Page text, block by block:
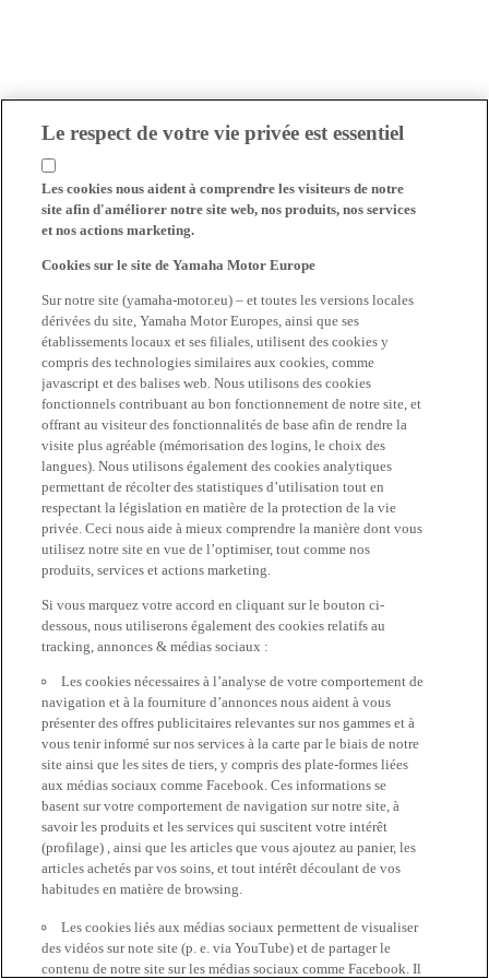
Le respect de votre vie privée est essentiel
Les cookies nous aident à comprendre les visiteurs de notre
site afin d'améliorer notre site web, nos produits, nos services
et nos actions marketing.
Cookies sur le site de Yamaha Motor Europe
Sur notre site (yamaha-motor.eu) – et toutes les versions locales
dérivées du site, Yamaha Motor Europes, ainsi que ses
établissements locaux et ses filiales, utilisent des cookies y
compris des technologies similaires aux cookies, comme
javascript et des balises web. Nous utilisons des cookies
fonctionnels contribuant au bon fonctionnement de notre site, et
offrant au visiteur des fonctionnalités de base afin de rendre la
visite plus agréable (mémorisation des logins, le choix des
langues). Nous utilisons également des cookies analytiques
permettant de récolter des statistiques d’utilisation tout en
respectant la législation en matière de la protection de la vie
privée. Ceci nous aide à mieux comprendre la manière dont vous
utilisez notre site en vue de l’optimiser, tout comme nos
produits, services et actions marketing.
Si vous marquez votre accord en cliquant sur le bouton ci-
dessous, nous utiliserons également des cookies relatifs au
tracking, annonces & médias sociaux :
Les cookies nécessaires à l’analyse de votre comportement de
navigation et à la fourniture d’annonces nous aident à vous
présenter des offres publicitaires relevantes sur nos gammes et à
vous tenir informé sur nos services à la carte par le biais de notre
site ainsi que les sites de tiers, y compris des plate-formes liées
aux médias sociaux comme Facebook. Ces informations se
basent sur votre comportement de navigation sur notre site, à
savoir les produits et les services qui suscitent votre intérêt
(profilage) , ainsi que les articles que vous ajoutez au panier, les
articles achetés par vos soins, et tout intérêt découlant de vos
habitudes en matière de browsing.
Les cookies liés aux médias sociaux permettent de visualiser
des vidéos sur note site (p. e. via YouTube) et de partager le
contenu de notre site sur les médias sociaux comme Facebook. Il